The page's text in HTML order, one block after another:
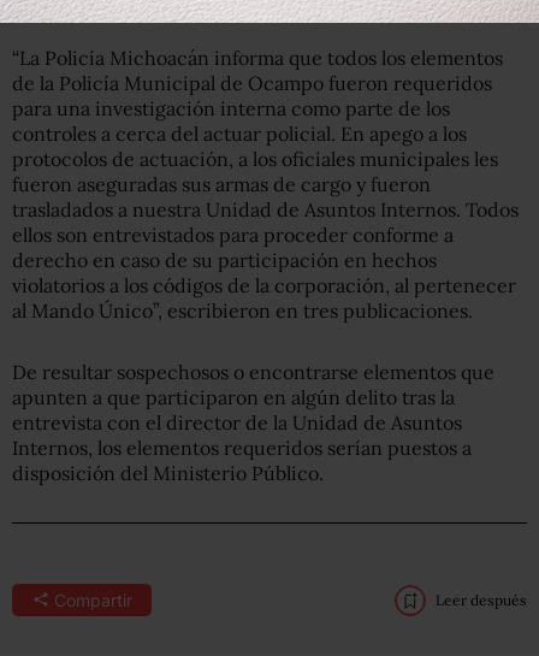
“La Policía Michoacán informa que todos los elementos
de la Policía Municipal de Ocampo fueron requeridos
para una investigación interna como parte de los
controles a cerca del actuar policial. En apego a los
protocolos de actuación, a los oficiales municipales les
fueron aseguradas sus armas de cargo y fueron
trasladados a nuestra Unidad de Asuntos Internos. Todos
ellos son entrevistados para proceder conforme a
derecho en caso de su participación en hechos
violatorios a los códigos de la corporación, al pertenecer
al Mando Único”, escribieron en tres publicaciones.
De resultar sospechosos o encontrarse elementos que
apunten a que participaron en algún delito tras la
entrevista con el director de la Unidad de Asuntos
Internos, los elementos requeridos serían puestos a
disposición del Ministerio Público.
Compartir Leer después